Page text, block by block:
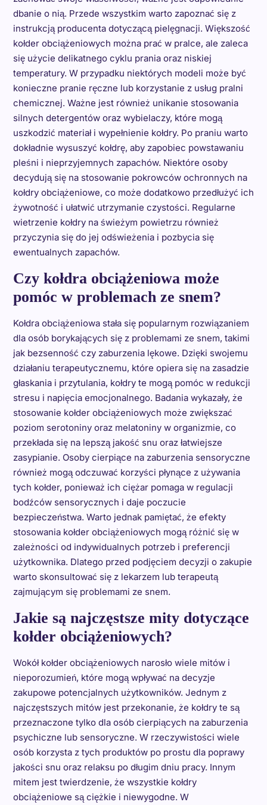
dbanie o nią. Przede wszystkim warto zapoznać się z
instrukcją producenta dotyczącą pielęgnacji. Większość
kołder obciążeniowych można prać w pralce, ale zaleca
się użycie delikatnego cyklu prania oraz niskiej
temperatury. W przypadku niektórych modeli może być
konieczne pranie ręczne lub korzystanie z usług pralni
chemicznej. Ważne jest również unikanie stosowania
silnych detergentów oraz wybielaczy, które mogą
uszkodzić materiał i wypełnienie kołdry. Po praniu warto
dokładnie wysuszyć kołdrę, aby zapobiec powstawaniu
pleśni i nieprzyjemnych zapachów. Niektóre osoby
decydują się na stosowanie pokrowców ochronnych na
kołdry obciążeniowe, co może dodatkowo przedłużyć ich
żywotność i ułatwić utrzymanie czystości. Regularne
wietrzenie kołdry na świeżym powietrzu również
przyczynia się do jej odświeżenia i pozbycia się
ewentualnych zapachów.
Czy kołdra obciążeniowa może
pomóc w problemach ze snem?
Kołdra obciążeniowa stała się popularnym rozwiązaniem
dla osób borykających się z problemami ze snem, takimi
jak bezsenność czy zaburzenia lękowe. Dzięki swojemu
działaniu terapeutycznemu, które opiera się na zasadzie
głaskania i przytulania, kołdry te mogą pomóc w redukcji
stresu i napięcia emocjonalnego. Badania wykazały, że
stosowanie kołder obciążeniowych może zwiększać
poziom serotoniny oraz melatoniny w organizmie, co
przekłada się na lepszą jakość snu oraz łatwiejsze
zasypianie. Osoby cierpiące na zaburzenia sensoryczne
również mogą odczuwać korzyści płynące z używania
tych kołder, ponieważ ich ciężar pomaga w regulacji
bodźców sensorycznych i daje poczucie
bezpieczeństwa. Warto jednak pamiętać, że efekty
stosowania kołder obciążeniowych mogą różnić się w
zależności od indywidualnych potrzeb i preferencji
użytkownika. Dlatego przed podjęciem decyzji o zakupie
warto skonsultować się z lekarzem lub terapeutą
zajmującym się problemami ze snem.
Jakie są najczęstsze mity dotyczące
kołder obciążeniowych?
Wokół kołder obciążeniowych narosło wiele mitów i
nieporozumień, które mogą wpływać na decyzje
zakupowe potencjalnych użytkowników. Jednym z
najczęstszych mitów jest przekonanie, że kołdry te są
przeznaczone tylko dla osób cierpiących na zaburzenia
psychiczne lub sensoryczne. W rzeczywistości wiele
osób korzysta z tych produktów po prostu dla poprawy
jakości snu oraz relaksu po długim dniu pracy. Innym
mitem jest twierdzenie, że wszystkie kołdry
obciążeniowe są ciężkie i niewygodne. W